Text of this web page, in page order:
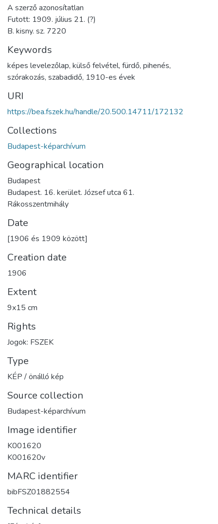
A szerző azonosítatlan
Futott: 1909. július 21. (?)
B. kisny. sz. 7220
Keywords
képes levelezőlap, külső felvétel, fürdő, pihenés,
szórakozás, szabadidő, 1910-es évek
URI
https://bea.fszek.hu/handle/20.500.14711/172132
Collections
Budapest-képarchívum
Geographical location
Budapest
Budapest. 16. kerület. József utca 61.
Rákosszentmihály
Date
[1906 és 1909 között]
Creation date
1906
Extent
9x15 cm
Rights
Jogok: FSZEK
Type
KÉP / önálló kép
Source collection
Budapest-képarchívum
Image identifier
K001620
K001620v
MARC identifier
bibFSZ01882554
Technical details